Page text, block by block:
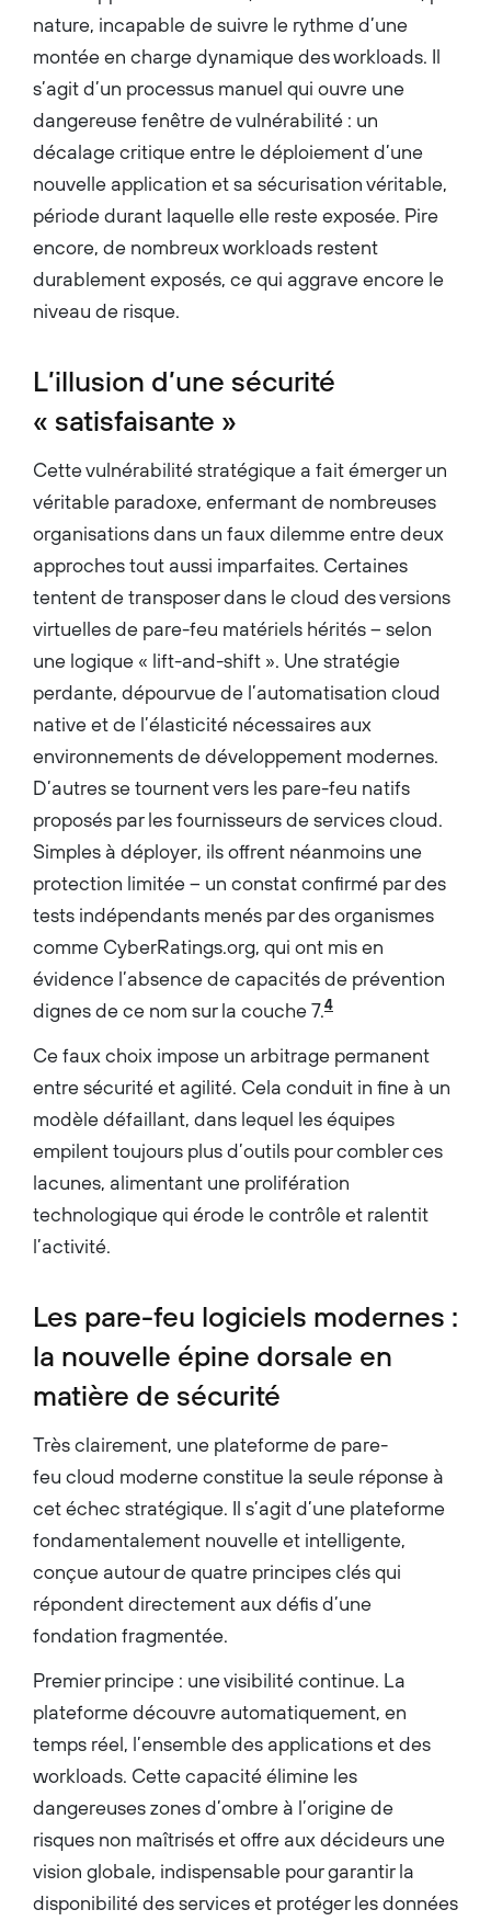
nature, incapable de suivre le rythme d’une
montée en charge dynamique des workloads. Il
s’agit d’un processus manuel qui ouvre une
dangereuse fenêtre de vulnérabilité : un
décalage critique entre le déploiement d’une
nouvelle application et sa sécurisation véritable,
période durant laquelle elle reste exposée. Pire
encore, de nombreux workloads restent
durablement exposés, ce qui aggrave encore le
niveau de risque.
L’illusion d’une sécurité
« satisfaisante »
Cette vulnérabilité stratégique a fait émerger un
véritable paradoxe, enfermant de nombreuses
organisations dans un faux dilemme entre deux
approches tout aussi imparfaites. Certaines
tentent de transposer dans le cloud des versions
virtuelles de pare-feu matériels hérités – selon
une logique « lift-and-shift ». Une stratégie
perdante, dépourvue de l’automatisation cloud
native et de l’élasticité nécessaires aux
environnements de développement modernes.
D’autres se tournent vers les pare-feu natifs
proposés par les fournisseurs de services cloud.
Simples à déployer, ils offrent néanmoins une
protection limitée – un constat confirmé par des
tests indépendants menés par des organismes
comme CyberRatings.org, qui ont mis en
évidence l’absence de capacités de prévention
dignes de ce nom sur la couche 7.4
Ce faux choix impose un arbitrage permanent
entre sécurité et agilité. Cela conduit in fine à un
modèle défaillant, dans lequel les équipes
empilent toujours plus d’outils pour combler ces
lacunes, alimentant une prolifération
technologique qui érode le contrôle et ralentit
l’activité.
Les pare-feu logiciels modernes :
la nouvelle épine dorsale en
matière de sécurité
Très clairement, une plateforme de pare-
feu cloud moderne constitue la seule réponse à
cet échec stratégique. Il s’agit d’une plateforme
fondamentalement nouvelle et intelligente,
conçue autour de quatre principes clés qui
répondent directement aux défis d’une
fondation fragmentée.
Premier principe : une visibilité continue. La
plateforme découvre automatiquement, en
temps réel, l’ensemble des applications et des
workloads. Cette capacité élimine les
dangereuses zones d’ombre à l’origine de
risques non maîtrisés et offre aux décideurs une
vision globale, indispensable pour garantir la
disponibilité des services et protéger les données